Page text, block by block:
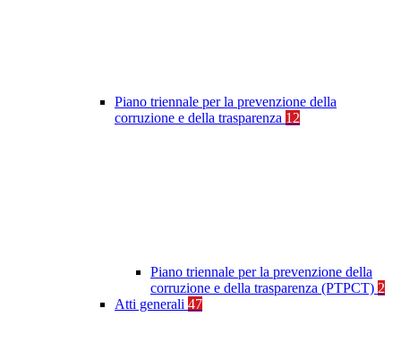
Piano triennale per la prevenzione della
corruzione e della trasparenza 12
Piano triennale per la prevenzione della
corruzione e della trasparenza (PTPCT) 2
Atti generali 47